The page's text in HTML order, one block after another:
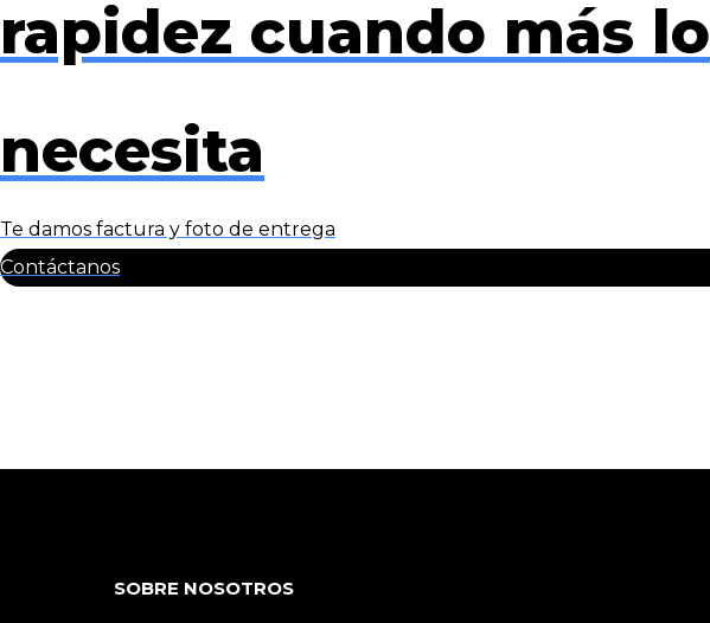
rapidez cuando más lo
necesita
Te damos factura y foto de entrega
Contáctanos
SOBRE NOSOTROS